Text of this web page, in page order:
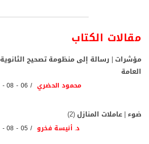
مقالات الكتاب
مؤشرات | رسالة إلى منظومة تصحيح الثانوية
العامة
محمود الحضري 06 - 08 - 2026
ضوء | عاملات المنازل (2)
د. أنيسة فخرو 05 - 08 - 2026